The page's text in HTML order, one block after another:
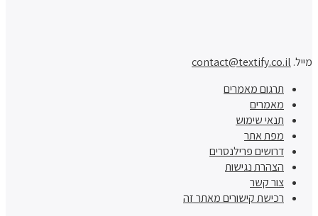
מייל. contact@textify.co.il
תרגום מאמרים
מאמרים
תנאי שימוש
מפת אתר
דרושים פרילנסרים
הצהרת נגישות
צור קשר
רכישת קישורים מאתר זה